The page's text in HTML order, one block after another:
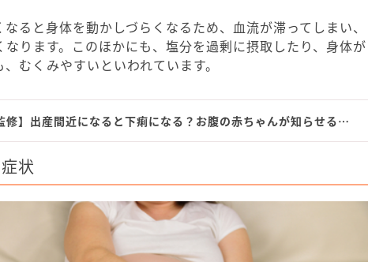
ると身体を動かしづらくなるため、血流が滞ってしまい、
ります。このほかにも、塩分を過剰に摂取したり、身体が
むくみやすいといわれています。
修】出産間近になると下痢になる？お腹の赤ちゃんが知らせる…
状